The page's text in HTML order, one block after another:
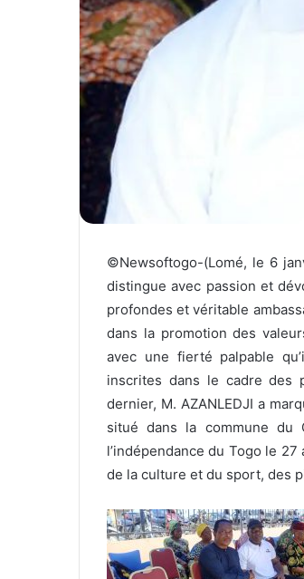
©Newsoftogo-(Lomé, le 6
distingue avec passion et
profondes et véritable
dans la promotion des
avec une fierté palpable
inscrites dans le cadre des
dernier, M. AZANLEDJI a
situé dans la commune du
l’indépendance du Togo le
de la culture et du sport, des